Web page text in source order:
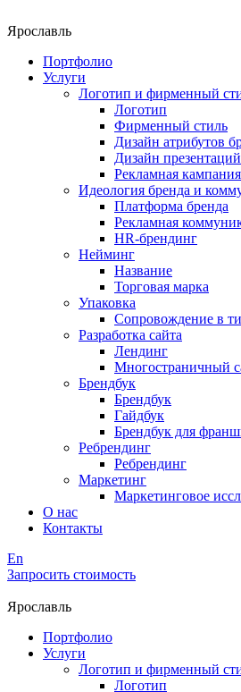
Ярославль
Портфолио
Услуги
Логотип и фирменный
Логотип
Фирменный стиль
Дизайн атрибутов
Дизайн
Рекламная кампания
Идеология бренда и
Платформа бренда
Рекламная
HR-брендинг
Нейминг
Название
Торговая марка
Упаковка
Сопровождение в
Разработка сайта
Лендинг
Многостраничный
Брендбук
Брендбук
Гайдбук
Брендбук для
Ребрендинг
Ребрендинг
Маркетинг
Маркетинговое
О нас
Контакты
En
Запросить стоимость
Ярославль
Портфолио
Услуги
Логотип и фирменный
Логотип